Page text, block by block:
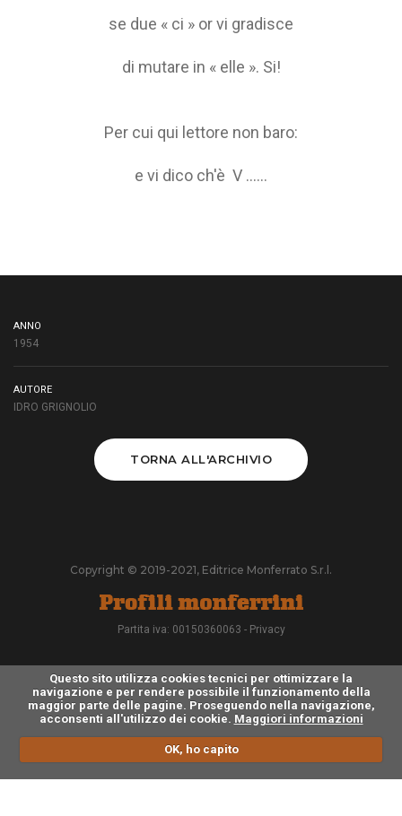
se due « ci » or vi gradisce
di mutare in « elle ». Si!
Per cui qui lettore non baro:
e vi dico ch'è V ......
ANNO
1954
AUTORE
IDRO GRIGNOLIO
TORNA ALL'ARCHIVIO
Copyright © 2019-2021, Editrice Monferrato S.r.l.
Partita iva: 00150360063 - Privacy
Questo sito utilizza cookies tecnici per ottimizzare la
navigazione e per rendere possibile il funzionamento della
maggior parte delle pagine. Proseguendo nella navigazione,
acconsenti all'utilizzo dei cookie. Maggiori informazioni
OK, ho capito